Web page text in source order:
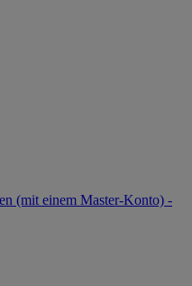
(mit einem Master-Konto) -